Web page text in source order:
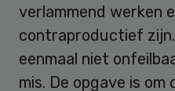
verlammend werken
contraproductief
eenmaal niet
mis. De opgave is